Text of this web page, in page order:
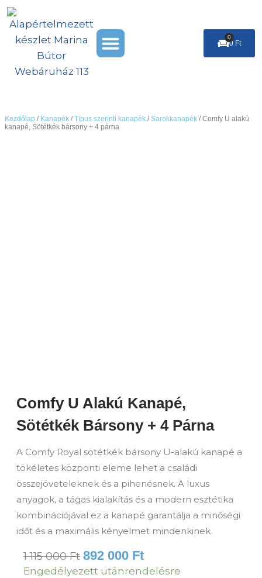
Skip
content
Menu 0 Ft
0
Cart
Kezdőlap / Kanapék /Típus szerinti kanapék /Sarokkanapék / Comfy U alakú
kanapé, Sötétkék bársony + 4 párna
Comfy U Alakú Kanapé,
Sötétkék Bársony + 4 Párna
A Comfy Royal sötétkék bársony U-alakú kanapé a
tökéletes központi eleme lehet a családi
összejöveteleknek és a pihenésnek. A luxus
anyagok, a tágas kialakítás és a modern esztétika
kombinációjával ez a kanapé garantálja a minőségi
időt és a maximális kényelmet mindenkinek.
1 115 000Ft 892 000 Ft
Engedélyezett utánrendelésre
Comfy